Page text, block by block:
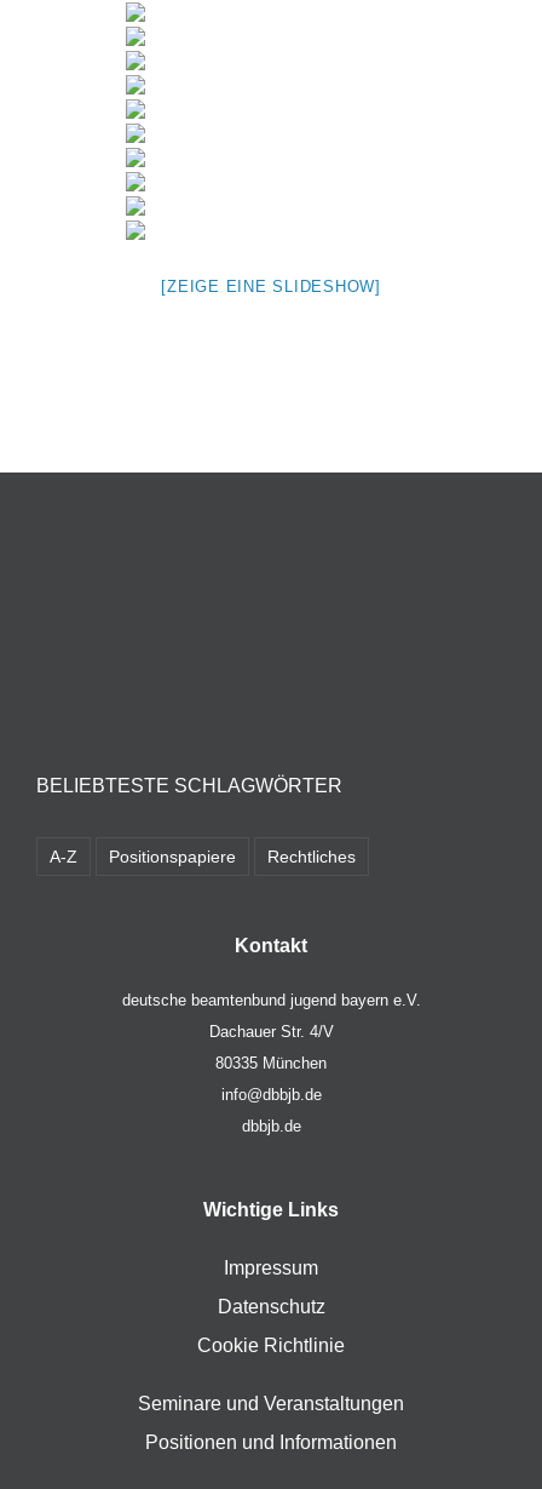
[ZEIGE EINE SLIDESHOW]
BELIEBTESTE SCHLAGWÖRTER
A-Z Positionspapiere Rechtliches
Kontakt
deutsche beamtenbund jugend bayern e.V.
Dachauer Str. 4/V
80335 München
info@dbbjb.de
dbbjb.de
Wichtige Links
Impressum
Datenschutz
Cookie Richtlinie
Seminare und Veranstaltungen
Positionen und Informationen